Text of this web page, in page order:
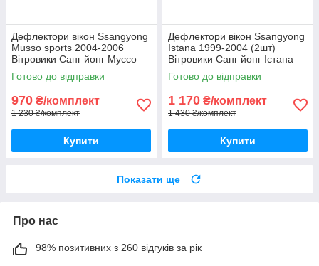
Дефлектори вікон Ssangyong
Musso sports 2004-2006
Вітровики Санг йонг Муссо
Спортс дефлектори 4шт
Готово до відправки
970 ₴/комплект
1 230 ₴/комплект
Купити
Дефлектори вікон Ssangyong
Istana 1999-2004 (2шт)
Вітровики Санг йонг Істана
дефлектори 2шт
Готово до відправки
1 170 ₴/комплект
1 430 ₴/комплект
Купити
Показати ще
Про нас
98% позитивних з 260 відгуків за рік